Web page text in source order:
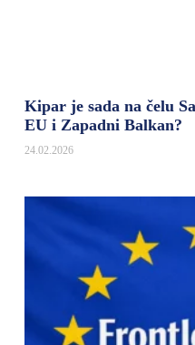
Kipar je sada na čelu
EU i Zapadni Balkan?
24.02.2026